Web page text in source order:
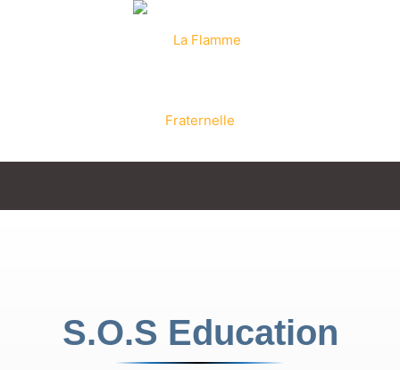
Fraternelle
S.O.S Education